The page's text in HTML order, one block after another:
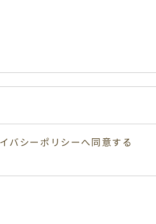
バシーポリシーへ同意する